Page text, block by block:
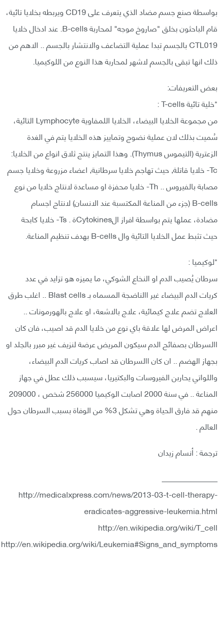
بواسطة صنع جسم مضاد الذي يتعرف على CD19 ويربطه بخلايا تائية،
قام الباحثون بخلق "صاروخ موجه" لمحاربة B-cells. عند ادخال خلايا
CTL019 بالجسم تبدا عملية التضاعف والانتشار بالجسم .. الاهم من
ذلك انها تبقى بالجسم لاشهر لمحاربة هذا النوع من اللوكيميا.
بعض التعريفات:
*خلية تائية T-cells :
من مجموعة الخلايا البيضاء، الخلايا اللمفاوية Lymphocyte التائية،
سُميت بذلك لان عملية نضوج وتماييز هذه الخلايا يتم في الغدة
الزعترية (التيموس Thymus). وهذا التمايز ينتج ثلاق انواع من الخلايا:
Tc- خلايا قاتلة, حيث تهاجم خلايا سرطانية, اعضاء مزروعة وخلايا جسم
مصابة بالفيروس .. Th- خلايا محفزة او مساعدة لانتاج خلايا من نوع
B-cells (جزء من المناعة المكتسبة عند الانسان) لانتاج اجسام
مضادة، عملها يتم بواسطة افراز الCytokinesة . Ts- خلايا كابحة
حيث تثبط عمل الخلايا التائية وال B-cells بهدف تنظيم المناعة.
*لوكيميا :
سرطان يُصيب الدم او النخاع الشوكي، ما يميزه هو تزايد في عدد
كريات الدم البيضاء غير االناضجة المسماه بـ Blast cells .. اغلب طرق
العلاج تضم علاج كيمائية، علاج بالاشعة، او علاج بالهورمونات ..
اعراض المرض لها علاقة باي نوع من خلايا الدم قد اصيب، فان كان
االسرطان بصفائح الدم سيكون المريض عرضة لنزيف غير مبرر بالجلد او
بجهاز الهضم .. ان كان االسرطان قد اصاب كريات الدم البيضاء،
واللواتي يحاربن الفيروسات والبكتيريا، سيسبب ذلك عطل في جهاز
المناعة .. في سنة 2000 اصابت الوكيميا 256000 شخص ، 209000
منهم قد فارق الحياة وهي تشكل 3% من الوفاة بسبب السرطان حول
العالم .
ترجمة : أنسام زيدان
http://medicalxpress.com/news/2013-03-t-cell-therapy-
eradicates-aggressive-leukemia.html
http://en.wikipedia.org/wiki/T_cell
http://en.wikipedia.org/wiki/Leukemia#Signs_and_symptoms